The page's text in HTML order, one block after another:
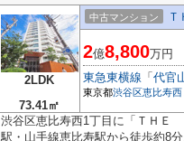
2LDK
73.41㎡
中古マンション
2億8,800万円
東急東横線 「 代官
東京都渋谷区恵比寿西
渋谷区恵比寿西1丁目に「ＴＨＥ
駅・山手線恵比寿駅から徒歩約8